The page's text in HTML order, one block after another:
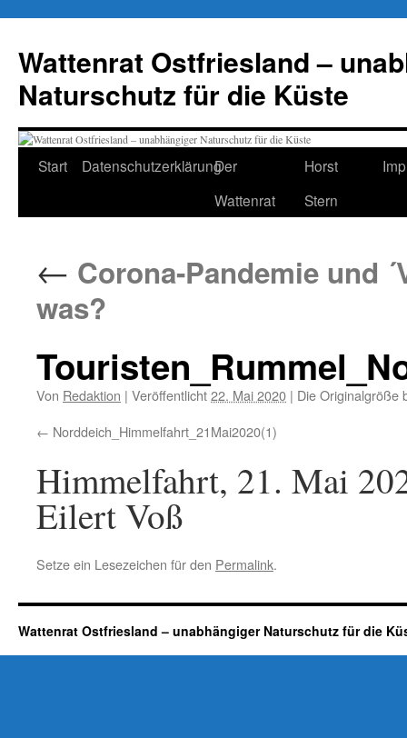
springen
Wattenrat Ostfriesland –
Naturschutz für die Küste
Start DatenschutzerklärungDer
Wattenrat
Horst
Stern
← Corona-Pandemie und
was?
Von Redaktion | Veröffentlicht22. Mai 2020 | Die Originalgröße
Norddeich_Himmelfahrt_21Mai2020(1)
Himmelfahrt, 21. Mai
Eilert Voß
Setze ein Lesezeichen für den Permalink.
Wattenrat Ostfriesland – unabhängiger Naturschutz für die